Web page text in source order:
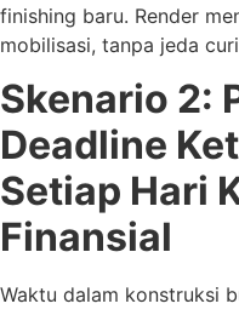
finishing baru. Render
mobilisasi, tanpa jeda
Skenario 2:
Deadline
Setiap Hari
Finansial
Waktu dalam konstruksi